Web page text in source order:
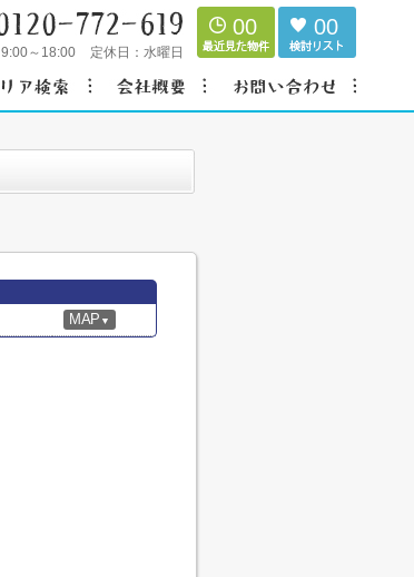
9:00～18:00 定休日： 水曜日
00 00
MAP ▼